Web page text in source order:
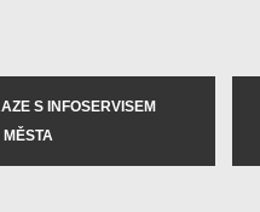
S INFOSERVISEM
MĚSTA